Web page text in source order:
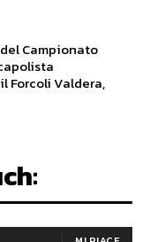
Campionato
Forcoli Valdera,